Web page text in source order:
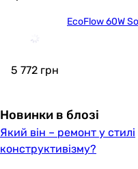
EcoFlow 60W
5 772 грн
Новинки в блозі
Який він – ремонт у стилі
конструктивізму?